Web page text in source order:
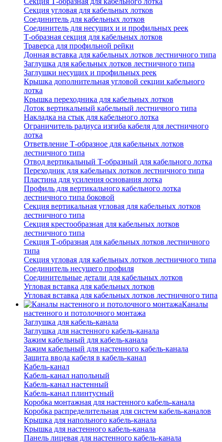
Секция угловая для кабельных лотков
Соединитель для кабельных лотков
Соединитель для несущих и и профильных реек
Т-образная секция для кабельных лотков
Траверса для профильной рейки
Донная вставка для кабельных лотков лестничного типа
Заглушка для кабельных лотков лестничного типа
Заглушки несущих и профильных реек
Крышка дополнительная угловой секции кабельного
лотка
Крышка переходника для кабельных лотков
Лоток вертикальный кабельный лестничного типа
Накладка на стык для кабельного лотка
Ограничитель радиуса изгиба кабеля для лестничного
лотка
Ответвление Т-образное для кабельных лотков
лестничного типа
Отвод вертикальный Т-образный для кабельного лотка
Переходник для кабельных лотков лестничного типа
Пластина для усиления основания лотка
Профиль для вертикального кабельного лотка
лестничного типа боковой
Секция вертикальная угловая для кабельных лотков
лестничного типа
Секция крестообразная для кабельных лотков
лестничного типа
Секция Т-образная для кабельных лотков лестничного
типа
Секция угловая для кабельных лотков лестничного типа
Соединитель несущего профиля
Соединительные детали для кабельных лотков
Угловая вставка для кабельных лотков
Угловая вставка для кабельных лотков лестничного типа
Каналы
настенного и потолочного монтажа
Заглушка для кабель-канала
Заглушка для настенного кабель-канала
Зажим кабельный для кабель-канала
Зажим кабельный для настенного кабель-канала
Защита ввода кабеля в кабель-канал
Кабель-канал
Кабель-канал напольный
Кабель-канал настенный
Кабель-канал плинтусный
Коробка монтажная для настенного кабель-канала
Коробка распределительная для систем кабель-каналов
Крышка для напольного кабель-канала
Крышка для настенного кабель-канала
Панель лицевая для настенного кабель-канала